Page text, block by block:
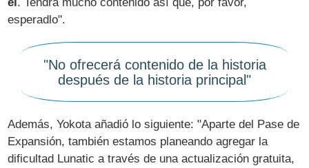
esperadlo".
"No ofrecerá contenido de la historia
después de la historia principal"
Además, Yokota añadió lo siguiente: "Aparte del Pase de
Expansión, también estamos planeando agregar la
dificultad Lunatic a través de una actualización gratuita,